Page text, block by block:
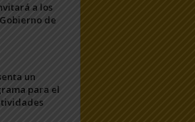
a los
de
un
para el